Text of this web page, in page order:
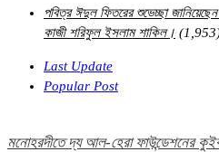
পবিত্র ঈদুল ফিতরের শুভেচ্ছা
কাজী শরিফুল ইসলাম শাকিল।
Last Update
Popular Post
মনোহরদীতে দ্য আল-হেরা ফাউন্ডেশনের